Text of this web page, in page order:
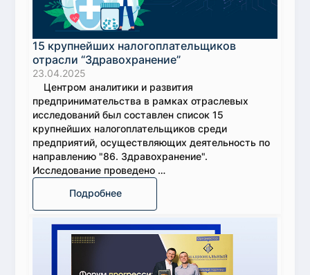
15 крупнейших налогоплательщиков
отрасли “Здравохранение”
23.04.2025
Центром аналитики и развития
предпринимательства в рамках отраслевых
исследований был составлен список 15
крупнейших налогоплательщиков среди
предприятий, осуществляющих деятельность по
направлению "86. Здравохранение".
Исследование проведено …
Подробнее